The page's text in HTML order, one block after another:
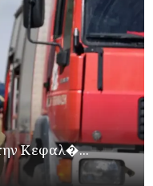
Κεφαλ�...